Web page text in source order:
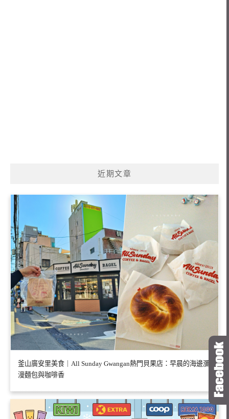
近期文章
釜山廣安里美食｜All Sunday Gwangan熱門貝果店：早晨的海邊瀰
漫麵包與咖啡香